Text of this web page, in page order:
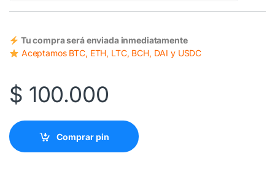
Tu compra será enviada inmediatamente
Aceptamos BTC, ETH, LTC, BCH, DAI y USDC
$ 100.000
Comprar pin